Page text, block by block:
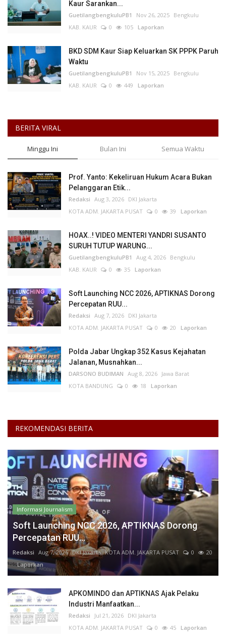
Kaur Sarankan...
GuetilangbengkuluPB1 Nov 26, 2025 Bengkulu
KAB. KAUR
0 105 Laporkan
BKD SDM Kaur Siap Keluarkan SK PPPK Paruh
Waktu
GuetilangbengkuluPB1 Nov 15, 2025 Bengkulu
KAB. KAUR
0 449 Laporkan
BERITA VIRAL
Minggu Ini Bulan Ini Semua Waktu
Prof. Yanto: Kekeliruan Hukum Acara Bukan
Pelanggaran Etik...
Redaksi Aug 3, 2026 DKI Jakarta
KOTA ADM. JAKARTA PUSAT
0 39 Laporkan
HOAX..! VIDEO MENTERI YANDRI SUSANTO
SURUH TUTUP WARUNG...
GuetilangbengkuluPB1 Aug 4, 2026 Bengkulu
KAB. KAUR
0 35 Laporkan
Soft Launching NCC 2026, APTIKNAS Dorong
Percepatan RUU...
Redaksi Aug 7, 2026 DKI Jakarta
KOTA ADM. JAKARTA PUSAT
0 20 Laporkan
Polda Jabar Ungkap 352 Kasus Kejahatan
Jalanan, Musnahkan...
DARSONO BUDIMAN Aug 8, 2026 Jawa Barat
KOTA BANDUNG
0 18 Laporkan
REKOMENDASI BERITA
Informasi Journalism
Soft Launching NCC 2026, APTIKNAS Dorong
Percepatan RUU...
Redaksi Aug 7, 2026 DKI Jakarta KOTA ADM. JAKARTA PUSAT 0
20
Laporkan
APKOMINDO dan APTIKNAS Ajak Pelaku
Industri Manfaatkan...
Redaksi Jul 21, 2026 DKI Jakarta
KOTA ADM. JAKARTA PUSAT
0 45 Laporkan